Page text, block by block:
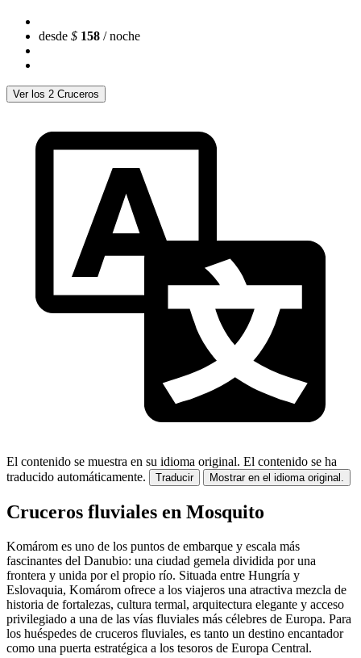
desde $ 158 / noche
Ver los 2 Cruceros
El contenido se muestra en su idioma original. El contenido se ha
traducido automáticamente.
Traducir Mostrar en el idioma original.
Cruceros fluviales en Mosquito
Komárom es uno de los puntos de embarque y escala más
fascinantes del Danubio: una ciudad gemela dividida por una
frontera y unida por el propio río. Situada entre Hungría y
Eslovaquia, Komárom ofrece a los viajeros una atractiva mezcla de
historia de fortalezas, cultura termal, arquitectura elegante y acceso
privilegiado a una de las vías fluviales más célebres de Europa. Para
los huéspedes de cruceros fluviales, es tanto un destino encantador
como una puerta estratégica a los tesoros de Europa Central.